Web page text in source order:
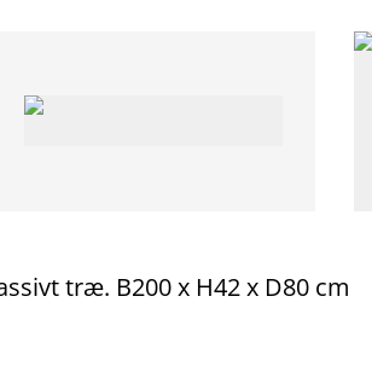
træ. B200 x H42 x D80 cm